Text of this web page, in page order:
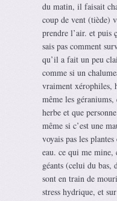
du matin, il faisait
coup de vent (tiède)
prendre l’air. et puis
sais pas comment
qu’il a fait un peu
comme si un
vraiment xérophiles,
même les
herbe et que
même si c’est une
voyais pas les
eau. ce qui me mine,
géants (celui du bas,
sont en train de
stress hydrique, et